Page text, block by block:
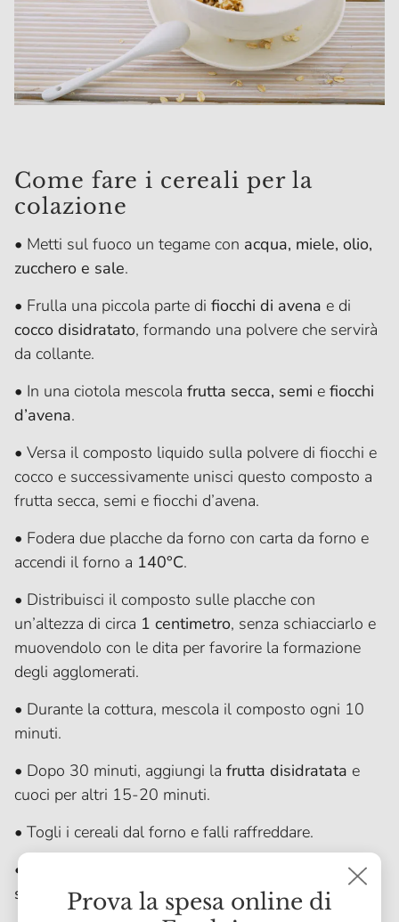
Come fare i cereali per la
colazione
• Metti sul fuoco un tegame con acqua, miele, olio,
zucchero e sale.
• Frulla una piccola parte di fiocchi di avena e di
cocco disidratato, formando una polvere che servirà
da collante.
• In una ciotola mescola frutta secca, semi e fiocchi
d’avena.
• Versa il composto liquido sulla polvere di fiocchi e
cocco e successivamente unisci questo composto a
frutta secca, semi e fiocchi d’avena.
• Fodera due placche da forno con carta da forno e
accendi il forno a 140°C.
• Distribuisci il composto sulle placche con
un’altezza di circa 1 centimetro, senza schiacciarlo e
muovendolo con le dita per favorire la formazione
degli agglomerati.
• Durante la cottura, mescola il composto ogni 10
minuti.
• Dopo 30 minuti, aggiungi la frutta disidratata e
cuoci per altri 15-20 minuti.
• Togli i cereali dal forno e falli raffreddare.
• Chi lo desidera può aggiungere a questo punto
scaglie di cioccolato, cacao in polvereecannella
Prova la spesa online di